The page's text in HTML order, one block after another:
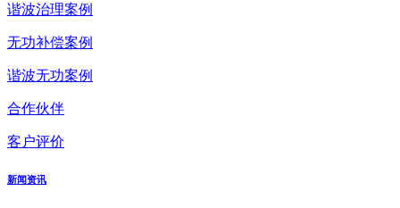
谐波治理案例
无功补偿案例
谐波无功案例
合作伙伴
客户评价
新闻资讯